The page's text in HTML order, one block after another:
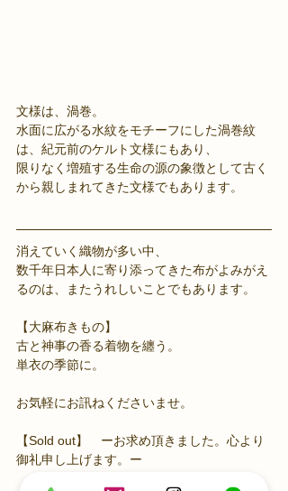
文様は、渦巻。
水面に広がる水紋をモチーフにした渦巻紋
は、紀元前のケルト文様にもあり、
限りなく増殖する生命の源の象徴として古く
から親しまれてきた文様でもあります。
消えていく織物が多い中、
数千年日本人に寄り添ってきた布がよみがえ
るのは、またうれしいことでもあります。
【大麻布きもの】
古と神事の香る着物を纏う。
単衣の季節に。
お気軽にお訊ねくださいませ。
【Sold out】　ーお求め頂きました。心より
御礼申し上げます。ー